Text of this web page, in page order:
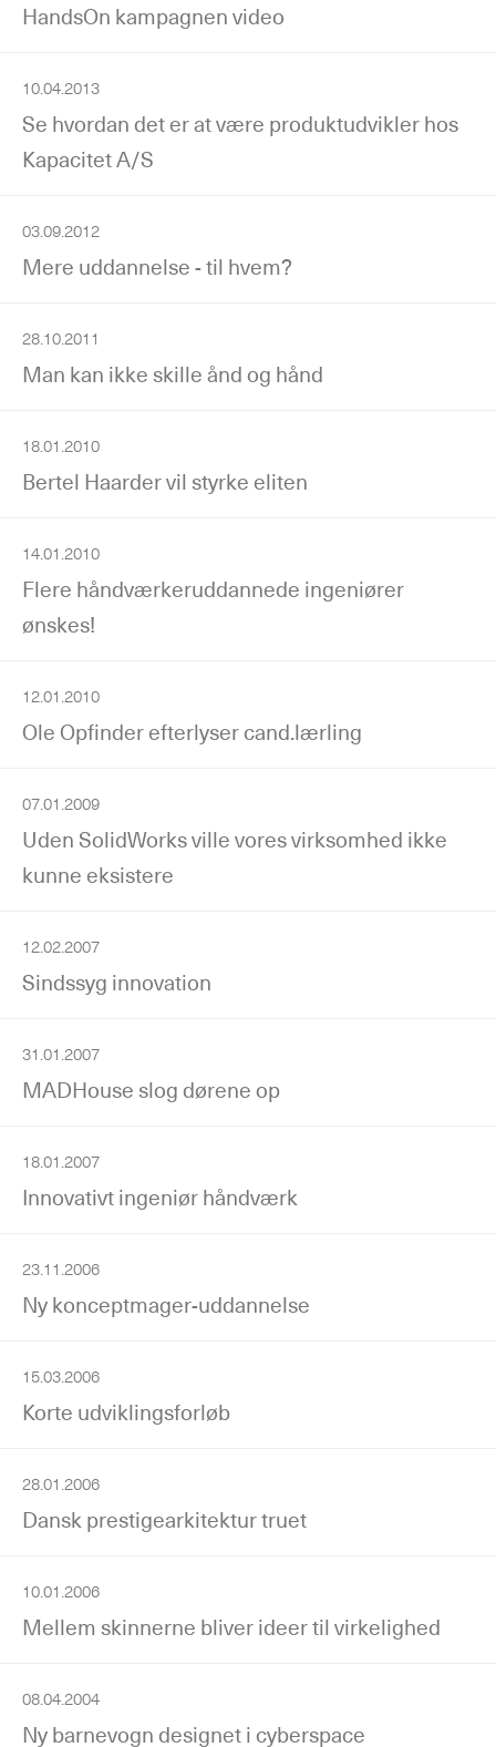
HandsOn kampagnen video
10.04.2013
Se hvordan det er at være produktudvikler hos
Kapacitet A/S
03.09.2012
Mere uddannelse - til hvem?
28.10.2011
Man kan ikke skille ånd og hånd
18.01.2010
Bertel Haarder vil styrke eliten
14.01.2010
Flere håndværkeruddannede ingeniører
ønskes!
12.01.2010
Ole Opfinder efterlyser cand.lærling
07.01.2009
Uden SolidWorks ville vores virksomhed ikke
kunne eksistere
12.02.2007
Sindssyg innovation
31.01.2007
MADHouse slog dørene op
18.01.2007
Innovativt ingeniør håndværk
23.11.2006
Ny konceptmager-uddannelse
15.03.2006
Korte udviklingsforløb
28.01.2006
Dansk prestigearkitektur truet
10.01.2006
Mellem skinnerne bliver ideer til virkelighed
08.04.2004
Ny barnevogn designet i cyberspace